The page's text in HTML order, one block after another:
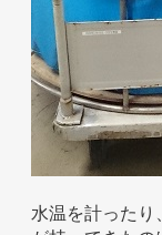
水温を計ったり